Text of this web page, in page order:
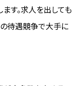
す。求人を出しても
待遇競争で大手に